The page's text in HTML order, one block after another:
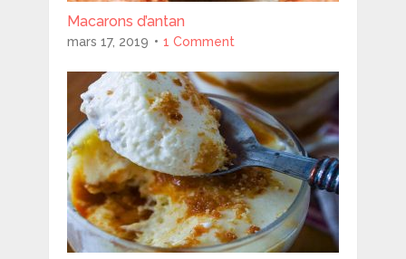
Macarons d’antan
mars 17, 2019 1 Comment